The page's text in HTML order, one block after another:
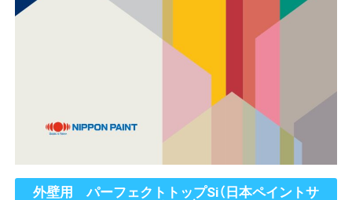
外壁用 パーフェクトトップSi（日本ペイントサ